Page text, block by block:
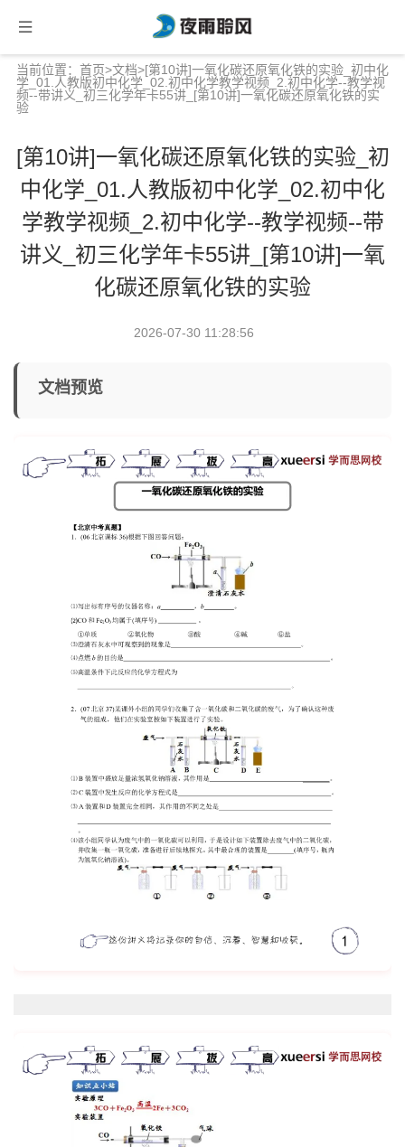
当前位置： 首页>文档>[第10讲]一氧化碳还原氧化铁的实验_初中化
学_01.人教版初中化学_02.初中化学教学视频_2.初中化学--教学视
频--带讲义_初三化学年卡55讲_[第10讲]一氧化碳还原氧化铁的实
验
[第10讲]一氧化碳还原氧化铁的实验_初
中化学_01.人教版初中化学_02.初中化
学教学视频_2.初中化学--教学视频--带
讲义_初三化学年卡55讲_[第10讲]一氧
化碳还原氧化铁的实验
2026-07-30 11:28:56
文档预览